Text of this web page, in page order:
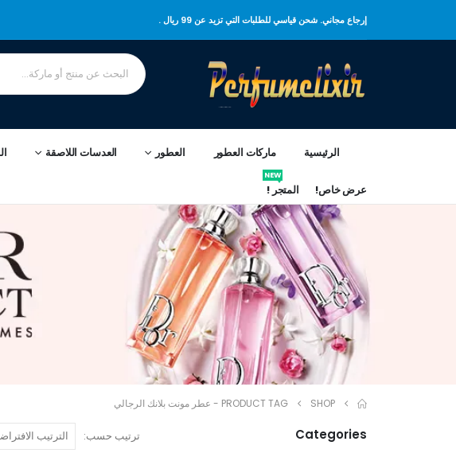
إرجاع مجاني. شحن قياسي للطلبات التي تزيد عن 99 ريال .
الرئيسية ماركات العطور العطور العدسات اللاصقة
عرض خاص! المتجر !
NEW
SHOP
PRODUCT TAG - عطر مونت بلانك الرجالي
ترتيب حسب: Categories